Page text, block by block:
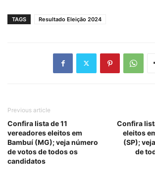
TAGS Resultado Eleição 2024
Previous article
Confira lista de 11
vereadores eleitos em
Bambuí (MG); veja número
de votos de todos os
candidatos
Confira
eleitos
(SP);
de